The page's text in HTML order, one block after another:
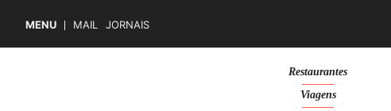
MENU MAIL JORNAIS
Restaurantes
Viagens